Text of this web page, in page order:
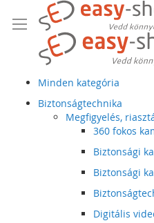
Minden kategória
Biztonságtechnika
Megfigyelés,
360 fokos
Biztonsági
Biztonsági
Digitális